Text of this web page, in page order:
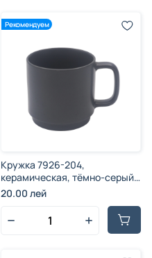
Рекомендуем
Кружка 7926-204,
керамическая, тёмно-серый,
400 мл, 8.7x9 см
20.00 лей